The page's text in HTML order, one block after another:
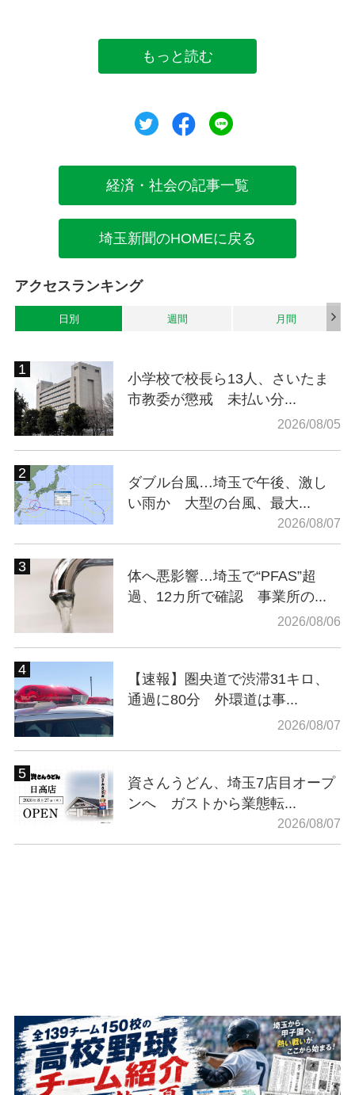
もっと読む
ツイートシェア
経済・社会の記事一覧
埼玉新聞のHOMEに戻る
アクセスランキング
日別 週間 月間
小学校で校長ら13人、さいたま
市教委が懲戒 未払い分...
2026/08/05
ダブル台風…埼玉で午後、激し
い雨か 大型の台風、最大...
2026/08/07
体へ悪影響…埼玉で“PFAS”超
過、12カ所で確認 事業所の...
2026/08/06
【速報】圏央道で渋滞31キロ、
通過に80分 外環道は事...
2026/08/07
資さんうどん、埼玉7店目オープ
ンへ ガストから業態転...
2026/08/07